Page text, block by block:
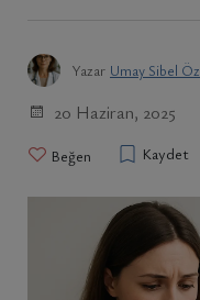
Yazar Umay Sibel Öz
20 Haziran, 2025
Beğen Kaydet